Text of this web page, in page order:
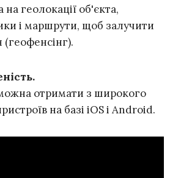
геолокації об'єкта,
і маршрути, щоб залучити
(геофенсінг).
отримати з широкого
на базі iOS і Android.